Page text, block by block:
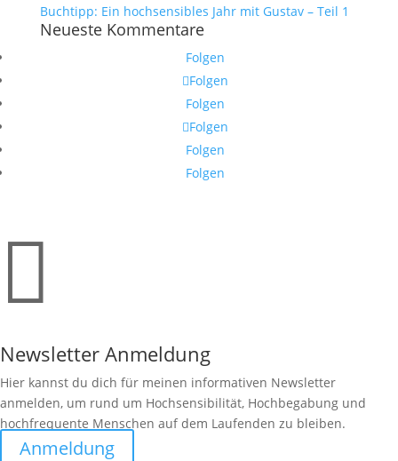
Buchtipp: Ein hochsensibles Jahr mit Gustav – Teil 1
Neueste Kommentare
Folgen
Folgen
Folgen
Folgen
Folgen
Folgen

Newsletter Anmeldung
Hier kannst du dich für meinen informativen Newsletter
anmelden, um rund um Hochsensibilität, Hochbegabung und
hochfrequente Menschen auf dem Laufenden zu bleiben.
Anmeldung